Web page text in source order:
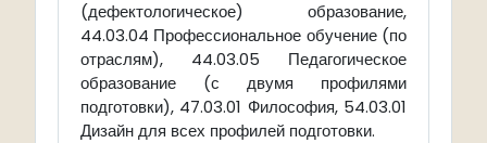
(дефектологическое) образование,
44.03.04 Профессиональное обучение (по
отраслям), 44.03.05 Педагогическое
образование (с двумя профилями
подготовки), 47.03.01 Философия, 54.03.01
Дизайн для всех профилей подготовки.